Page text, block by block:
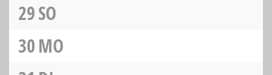
29SO
30MO